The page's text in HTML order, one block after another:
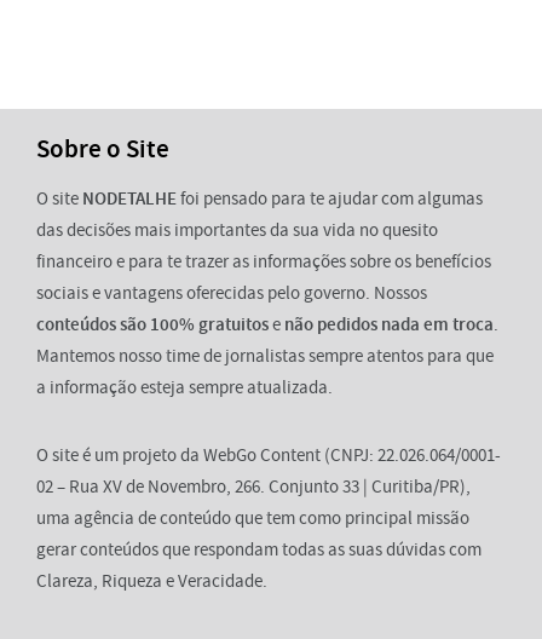
Sobre o Site
O site NODETALHEfoi pensado para te ajudar com algumas
das decisões mais importantes da sua vida no quesito
financeiro e para te trazer as informações sobre os benefícios
sociais e vantagens oferecidas pelo governo. Nossos
conteúdos são 100% gratuitose não pedidos nada em troca.
Mantemos nosso time de jornalistas sempre atentos para que
a informação esteja sempre atualizada.
O site é um projeto da WebGo Content (CNPJ: 22.026.064/0001-
02 – Rua XV de Novembro, 266. Conjunto 33 | Curitiba/PR),
uma agência de conteúdo que tem como principal missão
gerar conteúdos que respondam todas as suas dúvidas com
Clareza, Riqueza e Veracidade.